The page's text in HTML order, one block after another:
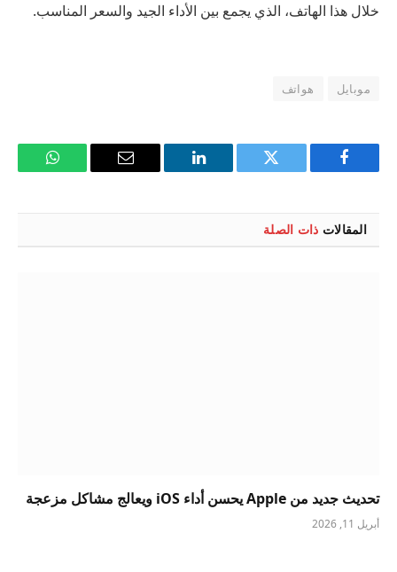
خلال هذا الهاتف، الذي يجمع بين الأداء الجيد والسعر المناسب.
موبايل هواتف
فيسبوك تويتر لينكدإن
البريد
واتساب
المقالات ذات الصلة
تحديث جديد من Apple يحسن أداء iOS ويعالج مشاكل مزعجة
أبريل 11, 2026